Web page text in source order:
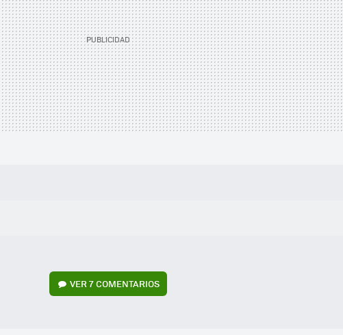
VER7 COMENTARIOS